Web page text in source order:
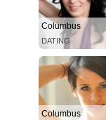
Columbus
DATING
Columbus